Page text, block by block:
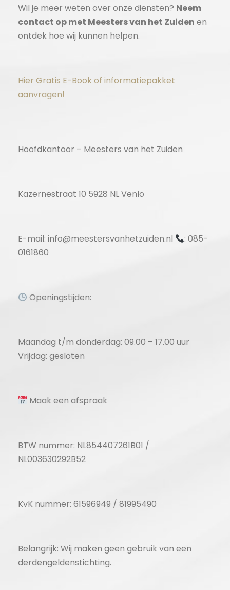
Wil je meer weten over onze diensten? Neem
contact op met Meesters van het Zuiden en
ontdek hoe wij kunnen helpen.
Hier Gratis E-Book of informatiepakket
aanvragen!
Hoofdkantoor – Meesters van het Zuiden
Kazernestraat 10 5928 NL Venlo
E-mail: info@meestersvanhetzuiden.nl
: 085-
0161860
Openingstijden:
Maandag t/m donderdag: 09.00 – 17.00 uur
Vrijdag: gesloten
Maak een afspraak
BTW nummer: NL854407261B01 /
NL003630292B52
KvK nummer: 61596949 / 81995490
Belangrijk: Wij maken geen gebruik van een
derdengeldenstichting.